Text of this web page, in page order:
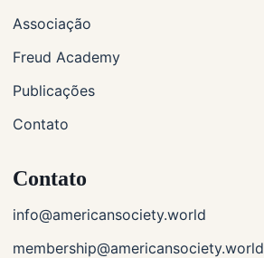
Associação
Freud Academy
Publicações
Contato
Contato
info@americansociety.world
membership@americansociety.world